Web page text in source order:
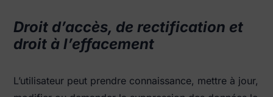
Droit d’accès, de rectification et
droit à l’effacement
L’utilisateur peut prendre connaissance, mettre à jour,